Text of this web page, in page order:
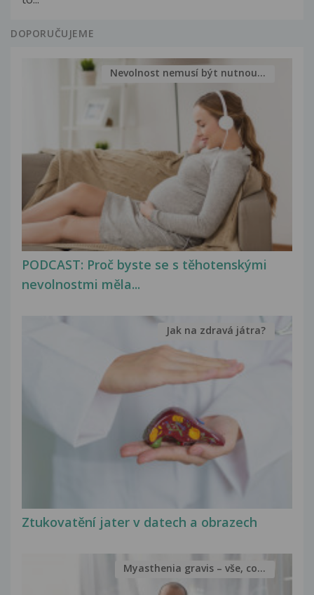
DOPORUČUJEME
PODCAST: Proč byste se s těhotenskými
nevolnostmi měla...
Nevolnost nemusí být nutnou...
Ztukovatění jater v datech a obrazech
Jak na zdravá játra?
Myasthenia gravis – vše, co...